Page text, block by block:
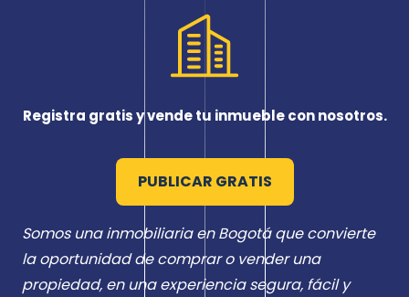
Somos una inmobiliaria en Bogotá que convierte
la oportunidad de comprar o vender una
propiedad, en una experiencia segura, fácil y
Registra gratis y vende tu inmueble con nosotros.
PUBLICAR GRATIS